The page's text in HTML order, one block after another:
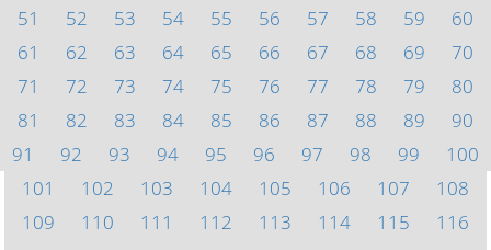
51
52 53 54 55 56 57 58 59
60
61
62 63 64 65 66 67 68 69
70
71
72 73 74 75 76 77 78 79
80
81
82 83 84 85 86 87 88 89
90
91
92 93 94 95 96 97 98 99
100
101
102 103 104 105 106 107
108
109
110 111 112 113 114 115
116